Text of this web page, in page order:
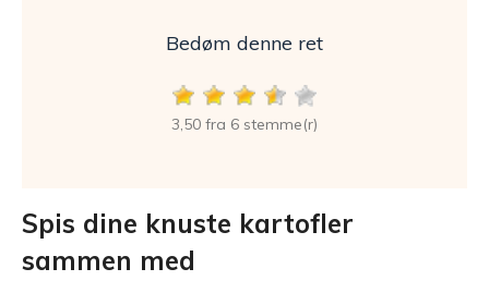
Bedøm denne ret
3,50 fra 6 stemme(r)
Spis dine knuste kartofler
sammen med